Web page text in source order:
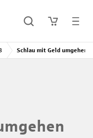
Schlau mit Geld umgehen